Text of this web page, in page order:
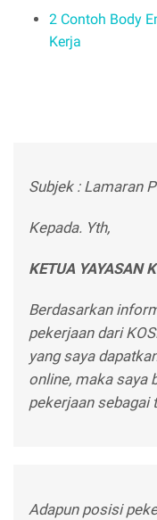
2 Contoh Body
Kerja
Subjek : Lamaran
Kepada. Yth,
KETUA YAYASAN
Berdasarkan
pekerjaan dari
yang saya
online, maka saya
pekerjaan sebagai
Adapun posisi